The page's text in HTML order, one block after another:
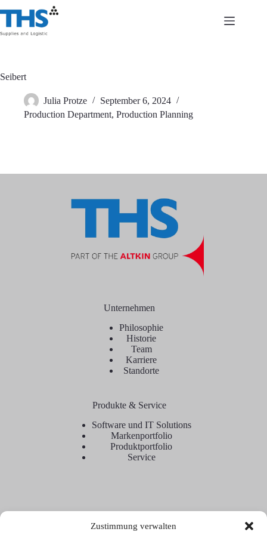
Zustimmung verwalten
Inhalt
springen
Seibert
Julia Protze
September 6, 2024
Production Department, Production Planning
Unternehmen
Philosophie
Historie
Team
Karriere
Standorte
Produkte & Service
Software und IT Solutions
Markenportfolio
Produktportfolio
Service